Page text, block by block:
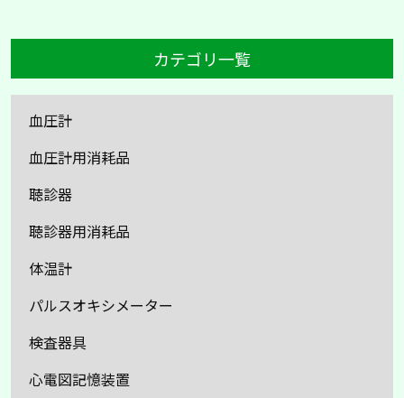
カテゴリ一覧
血圧計
血圧計用消耗品
聴診器
聴診器用消耗品
体温計
パルスオキシメーター
検査器具
心電図記憶装置